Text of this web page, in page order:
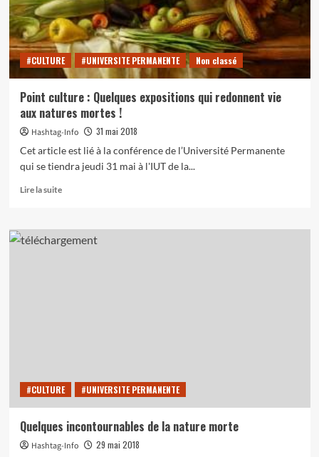
:
«
Enjeux
énergétiques
et
impacts
»
#CULTURE #UNIVERSITE PERMANENTE Non classé
Point culture : Quelques expositions qui redonnent vie
aux natures mortes !
Hashtag-Info
31 mai 2018
Cet article est lié à la conférence de l’Université Permanente
qui se tiendra jeudi 31 mai à l'IUT de la...
Lire la suiteEn
sur
Point
!
#CULTURE #UNIVERSITE PERMANENTE
Quelques incontournables de la nature morte
Hashtag-Info
29 mai 2018